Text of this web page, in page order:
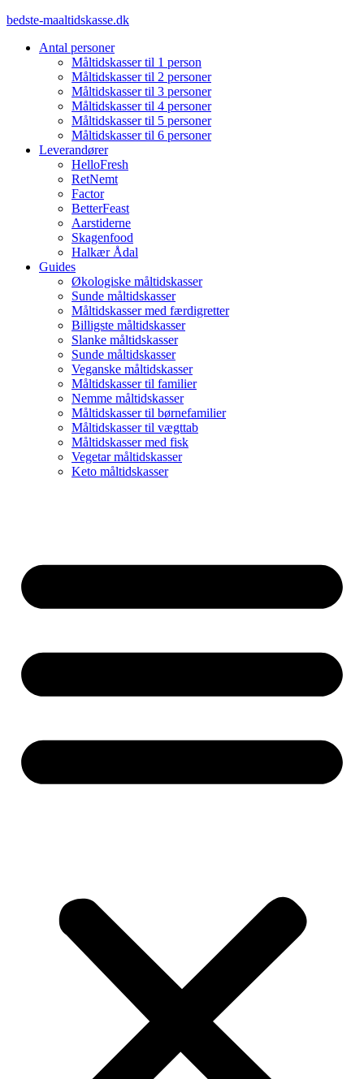
Videre
indhold
bedste-maaltidskasse.dk
Antal personer
Måltidskasser til 1 person
Måltidskasser til 2 personer
Måltidskasser til 3 personer
Måltidskasser til 4 personer
Måltidskasser til 5 personer
Måltidskasser til 6 personer
Leverandører
HelloFresh
RetNemt
Factor
BetterFeast
Aarstiderne
Skagenfood
Halkær Ådal
Guides
Økologiske måltidskasser
Sunde måltidskasser
Måltidskasser med færdigretter
Billigste måltidskasser
Slanke måltidskasser
Sunde måltidskasser
Veganske måltidskasser
Måltidskasser til familier
Nemme måltidskasser
Måltidskasser til børnefamilier
Måltidskasser til vægttab
Måltidskasser med fisk
Vegetar måltidskasser
Keto måltidskasser